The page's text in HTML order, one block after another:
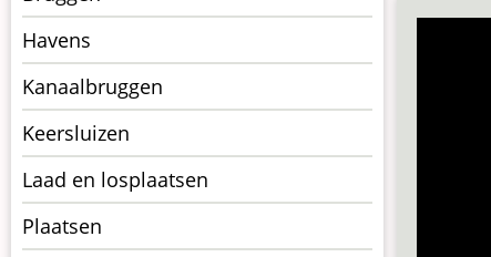
kunstwerkpagina
Havens
Kanaalbruggen
Keersluizen
Laad en losplaatsen
Plaatsen